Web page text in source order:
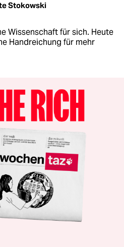
Stokowski
Wissenschaft für sich. Heute
Handreichung für mehr